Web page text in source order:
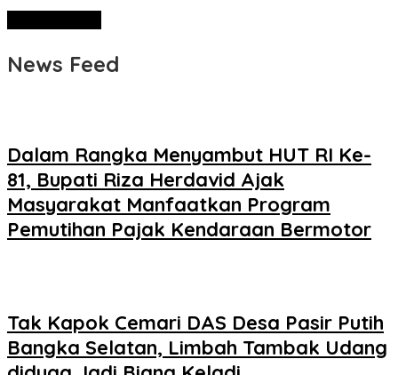
News Feed
Dalam Rangka Menyambut HUT RI Ke-
81, Bupati Riza Herdavid Ajak
Masyarakat Manfaatkan Program
Pemutihan Pajak Kendaraan Bermotor
Tak Kapok Cemari DAS Desa Pasir Putih
Bangka Selatan, Limbah Tambak Udang